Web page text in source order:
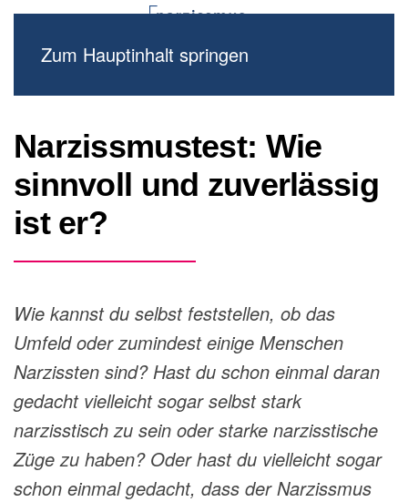
Zum Hauptinhalt springen
Narzissmustest: Wie
sinnvoll und zuverlässig
ist er?
Wie kannst du selbst feststellen, ob das
Umfeld oder zumindest einige Menschen
Narzissten sind? Hast du schon einmal daran
gedacht vielleicht sogar selbst stark
narzisstisch zu sein oder starke narzisstische
Züge zu haben? Oder hast du vielleicht sogar
schon einmal gedacht, dass der Narzissmus